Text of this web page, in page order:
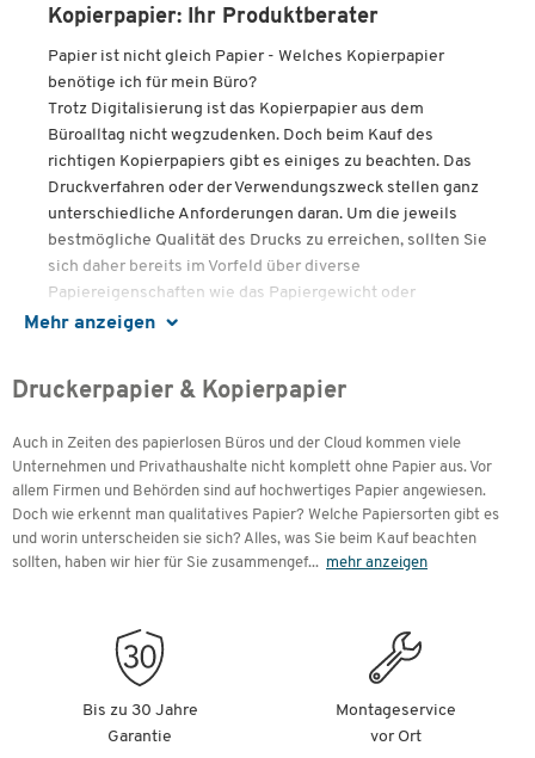
Mehr anzeigen
Kopierpapier: Ihr Produktberater
Papier ist nicht gleich Papier - Welches Kopierpapier
benötige ich für mein Büro?
Trotz Digitalisierung ist das Kopierpapier aus dem
Büroalltag nicht wegzudenken. Doch beim Kauf des
richtigen Kopierpapiers gibt es einiges zu beachten. Das
Druckverfahren oder der Verwendungszweck stellen ganz
unterschiedliche Anforderungen daran. Um die jeweils
bestmögliche Qualität des Drucks zu erreichen, sollten Sie
sich daher bereits im Vorfeld über diverse
Papiereigenschaften wie das Papiergewicht oder
Papierformat informieren. Wir erklären Ihnen alles über
Bedürfnisse zu treffen.
Inhalte
Für jeden Drucker und Kopierer das richtige
Kopierpapier
Wofür stehen die Gütesiegel?
Kopierpapier richtig verwenden
So vermeiden Sie Papierstau
Druckerpapier & Kopierpapier
Auch in Zeiten des papierlosen Büros und der Cloud kommen viele
Unternehmen und Privathaushalte nicht komplett ohne Papier aus. Vor
allem Firmen und Behörden sind auf hochwertiges Papier angewiesen.
Doch wie erkennt man qualitatives Papier? Welche Papiersorten gibt es
und worin unterscheiden sie sich? Alles, was Sie beim Kauf beachten
sollten, haben wir hier für Sie zusammengef... mehr anzeigen
Bis zu 30 Jahre
Garantie
Montageservice
vor Ort